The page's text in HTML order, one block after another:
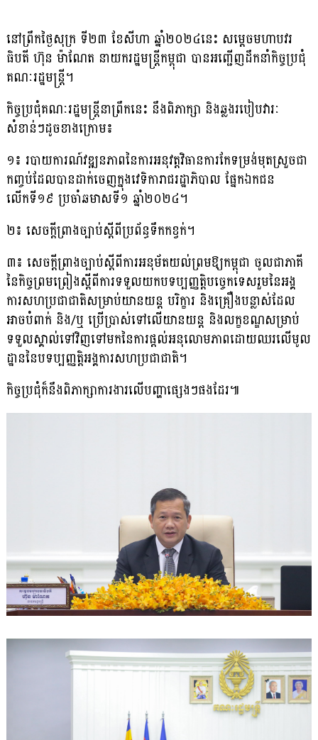
នៅព្រឹកថ្ងៃសុក្រ ទី២៣ ខែសីហា ឆ្នាំ២០២៤នេះ សម្តេចមហាបវរ
ធិបតី ហ៊ុន ម៉ាណែត នាយករដ្ឋមន្ត្រីកម្ពុជា បានអញ្ជើញដឹកនាំកិច្ចប្រជុំ
គណៈរដ្ឋមន្ត្រី។
កិច្ចប្រជុំគណៈរដ្ឋមន្ត្រីនាព្រឹកនេះ នឹងពិភាក្សា និងឆ្លងរបៀបវារៈ
សំខាន់ៗដូចខាងក្រោម៖
១៖ របាយការណ៍វឌ្ឍនភាពនៃការអនុវត្តវិធានការកែទម្រង់មុតស្រួចជា
កញ្ចប់ដែលបានដាក់ចេញក្នុងវេទិការាជរដ្ឋាភិបាល ផ្នែកឯកជន
លើកទី១៩ ប្រចាំឆមាសទី១ ឆ្នាំ២០២៤។
២៖ សេចក្តីព្រាងច្បាប់ស្តីពីប្រព័ន្ធទឹកកខ្វក់។
៣៖ សេចក្តីព្រាងច្បាប់ស្តីពីការអនុម័តយល់ព្រមឱ្យកម្ពុជា ចូលជាភាគី
នៃកិច្ចព្រមព្រៀងស្តីពីការទទួលយកបទប្បញ្ញត្តិបច្ចេកទេសរួមនៃអង្គ
ការសហប្រជាជាតិសម្រាប់យានយន្ត បរិក្ខារ និងគ្រឿងបន្លាស់ដែល
អាចបំពាក់ និង/ឬ ប្រើប្រាស់ទៅលើយានយន្ត និងលក្ខខណ្ឌសម្រាប់
ទទួលស្គាល់ទៅវិញទៅមកនៃការផ្តល់អនុលោមភាពដោយឈរលើមូល
ដ្ឋាននៃបទប្បញ្ញត្តិអង្គការសហប្រជាជាតិ។
កិច្ចប្រជុំក៏នឹងពិភាក្សាការងារលើបញ្ហាផ្សេងៗផងដែរ៕